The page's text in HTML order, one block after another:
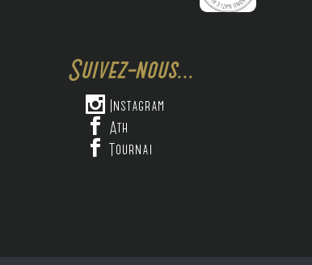
Suivez-nous...
 Instagram
 Ath
 Tournai